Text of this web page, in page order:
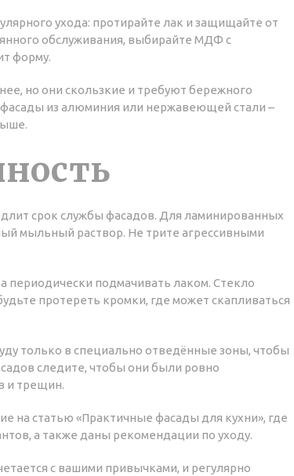
ухода: протирайте лак и защищайте от
обслуживания, выбирайте МДФ с
форму.
но они скользкие и требуют бережного
из алюминия или нержавеющей стали –
срок службы фасадов. Для ламинированных
мыльный раствор. Не трите агрессивными
периодически подмачивать лаком. Стекло
протереть кромки, где может скапливаться
только в специально отведённые зоны, чтобы
следите, чтобы они были ровно
и трещин.
на статью «Практичные фасады для кухни», где
а также даны рекомендации по уходу.
с вашими привычками, и регулярно